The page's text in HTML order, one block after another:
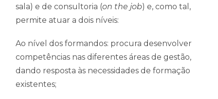
sala) e de consultoria (on the job) e, como tal,
permite atuar a dois níveis:
Ao nível dos formandos: procura desenvolver
competências nas diferentes áreas de gestão,
dando resposta às necessidades de formação
existentes;